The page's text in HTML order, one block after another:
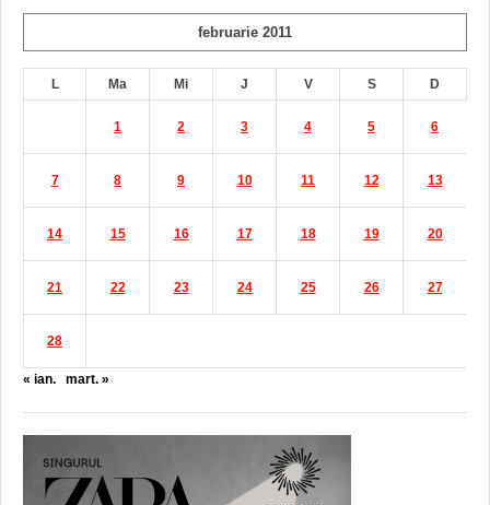
februarie 2011
L Ma Mi J V S D
1 2 3 4 5 6
7 8 9 10 11 12 13
14 15 16 17 18 19 20
21 22 23 24 25 26 27
28
« ian. mart. »